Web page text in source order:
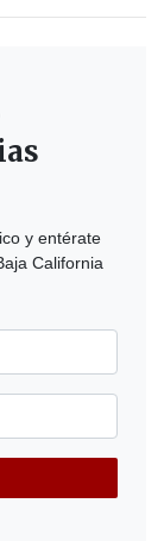
y entérate
California